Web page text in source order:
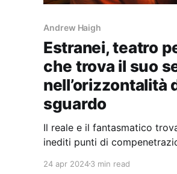
Andrew Haigh
Estranei, teatro
che trova il suo
nell’orizzontalità
sguardo
Il reale e il fantasmatico
inediti punti di
dell’hic et nunc, del presente
24 apr 20243 min read